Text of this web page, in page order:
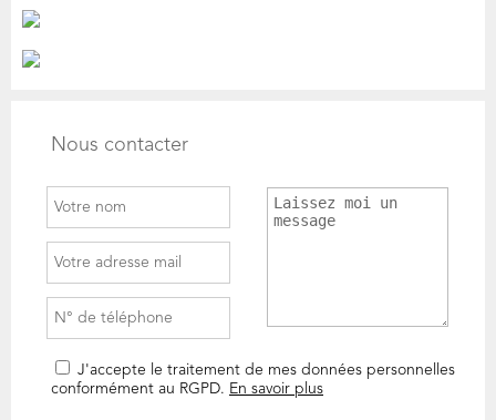
Nous contacter
J'accepte le traitement de mes données personnelles
conformément au RGPD. En savoir plus